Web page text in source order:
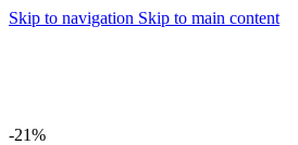
Skip to navigation Skip to main content
-21%